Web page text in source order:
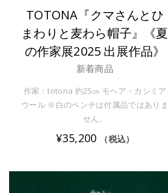
TOTONA『クマさんとひ
まわりと麦わら帽子』《夏
の作家展2025 出展作品》
新着商品
作家：totona 約25㎝ モヘア・カシミア
ウール ※白のベンチは付属品ではありま
せん。
¥35,200 （税込）